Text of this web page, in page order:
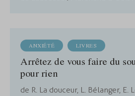
ANXIÉTÉ LIVRES
Arrêtez de vous faire du
pour rien
de R. La douceur, L. Bélanger, E.